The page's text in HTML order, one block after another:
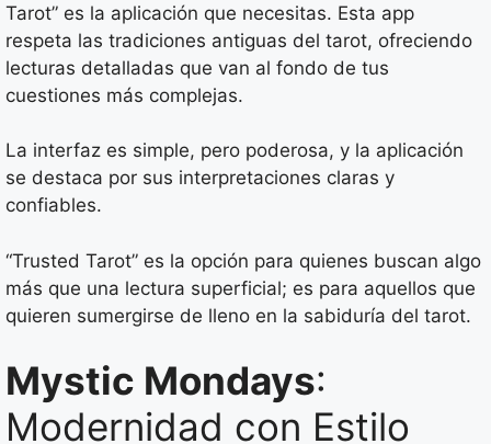
Tarot” es la aplicación que necesitas. Esta app
respeta las tradiciones antiguas del tarot, ofreciendo
lecturas detalladas que van al fondo de tus
cuestiones más complejas.
La interfaz es simple, pero poderosa, y la aplicación
se destaca por sus interpretaciones claras y
confiables.
“Trusted Tarot” es la opción para quienes buscan algo
más que una lectura superficial; es para aquellos que
quieren sumergirse de lleno en la sabiduría del tarot.
Mystic Mondays:
Modernidad con Estilo